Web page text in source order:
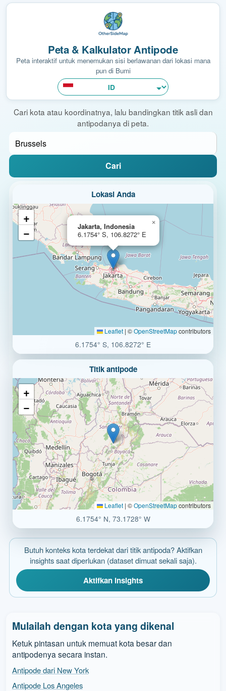
Peta & Kalkulator Antipode
Peta interaktif untuk menemukan sisi berlawanan dari lokasi mana
pun di Bumi
Cari kota atau koordinatnya, lalu bandingkan titik asli dan
antipodanya di peta.
Cari
Lokasi Anda
Jakarta, Indonesia
6.1754° S, 106.8272° E
×
+
−
Leaflet | ©OpenStreetMapcontributors
6.1754° S, 106.8272° E
Titik antipode
+
−
Leaflet | ©OpenStreetMapcontributors
6.1754° N, 73.1728° W
Butuh konteks kota terdekat dari titik antipoda? Aktifkan
insights saat diperlukan (dataset dimuat sekali saja).
Aktifkan insights
Mulailah dengan kota yang dikenal
Ketuk pintasan untuk memuat kota besar dan
antipodenya secara instan.
Antipode dari New York
Antipode Los Angeles